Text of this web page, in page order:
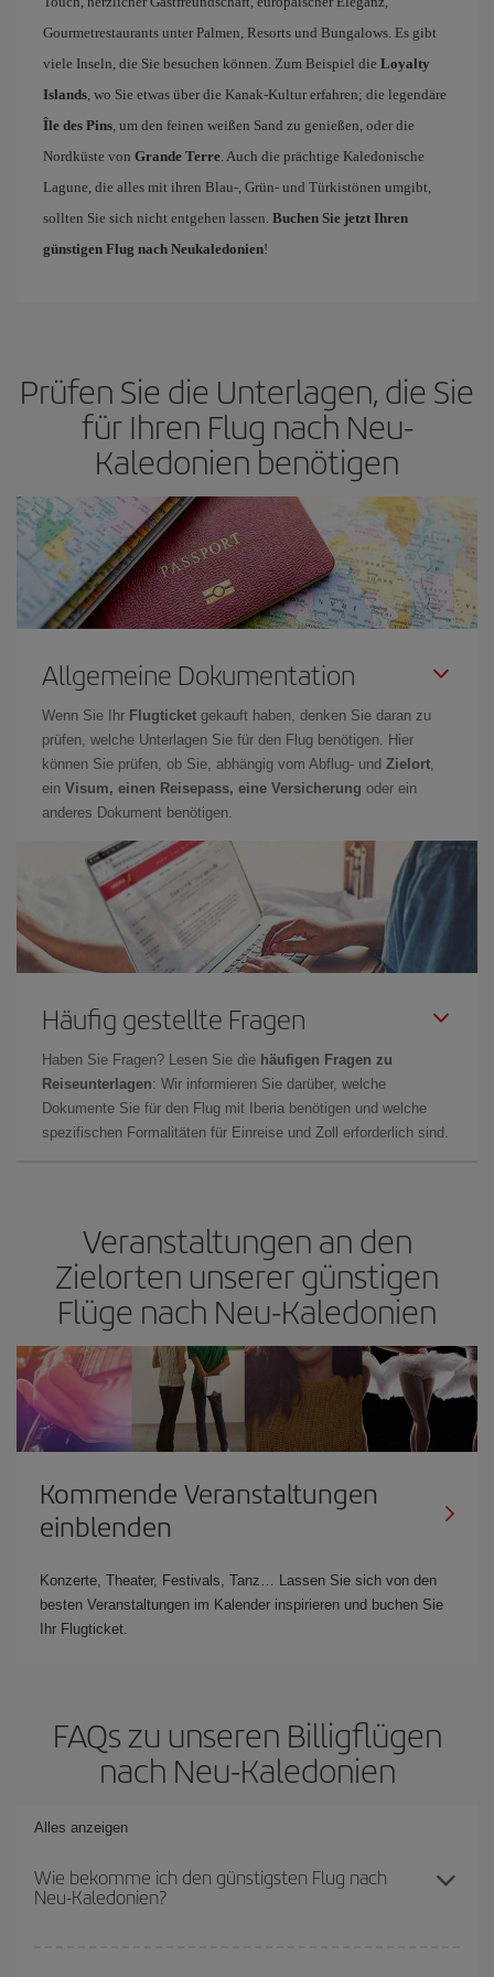
Gourmetrestaurants unter Palmen, Resorts und Bungalows. Es gibt
viele Inseln, die Sie besuchen können. Zum Beispiel die Loyalty
Islands , wo Sie etwas über die Kanak-Kultur erfahren; die legendäre
Île des Pins , um den feinen weißen Sand zu genießen, oder die
Nordküste von Grande Terre . Auch die prächtige Kaledonische
Lagune, die alles mit ihren Blau-, Grün- und Türkistönen umgibt,
sollten Sie sich nicht entgehen lassen. Buchen Sie jetzt Ihren
günstigen Flug nach Neukaledonien!
Prüfen Sie die Unterlagen, die Sie
für Ihren Flug nach Neu-
Kaledonien benötigen
Allgemeine Dokumentation
Wenn Sie Ihr Flugticket gekauft haben, denken Sie daran zu
prüfen, welche Unterlagen Sie für den Flug benötigen. Hier
können Sie prüfen, ob Sie, abhängig vom Abflug- und Zielort
ein Visum, einen Reisepass, eine Versicherung oder ein
anderes Dokument benötigen.
Häufig gestellte Fragen
Haben Sie Fragen? Lesen Sie die häufigen Fragen zu
Reiseunterlagen: Wir informieren Sie darüber, welche
Dokumente Sie für den Flug mit Iberia benötigen und welche
spezifischen Formalitäten für Einreise und Zoll erforderlich sind.
Veranstaltungen an den
Zielorten unserer günstigen
Flüge nach Neu-Kaledonien
Kommende Veranstaltungen
einblenden
Konzerte, Theater, Festivals, Tanz… Lassen Sie sich von den
besten Veranstaltungen im Kalender inspirieren und buchen Sie
Ihr Flugticket.
FAQs zu unseren Billigflügen
nach Neu-Kaledonien
Alles anzeigen
Wie bekomme ich den günstigsten Flug nach
Neu-Kaledonien?